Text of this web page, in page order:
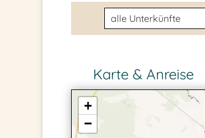
Unterkunftsart
Karte & Anreise
+
−